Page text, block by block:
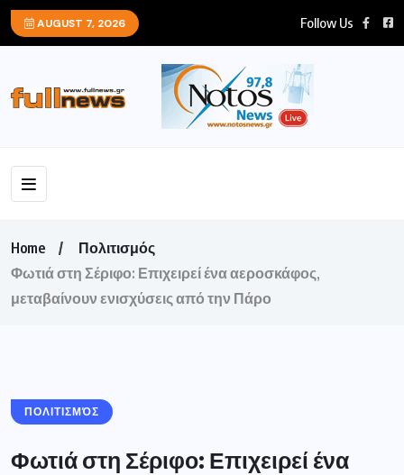
AUGUST 7, 2026 Follow Us
Home
Πολιτισμός
Φωτιά στη Σέριφο: Επιχειρεί ένα αεροσκάφος,
μεταβαίνουν ενισχύσεις από την Πάρο
ΠΟΛΙΤΙΣΜΌΣ
Φωτιά στη Σέριφο: Επιχειρεί ένα